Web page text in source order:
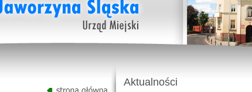
Aktualności